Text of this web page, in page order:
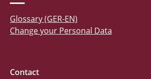
Glossary (GER-EN)
Change your Personal Data
Contact